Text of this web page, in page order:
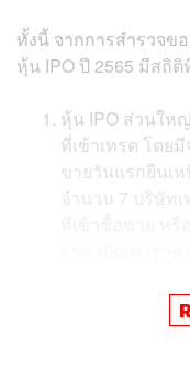
ทั้งนี้ จากการสำรวจขอ
หุ้น IPO ปี 2565 มีสถิ
หุ้น IPO ส่วนให
ที่เข้าเทรด โดย
ขายวันแรกยืนเ
จำนวน 7 บริษัท
หุ้น IPO ในตลา